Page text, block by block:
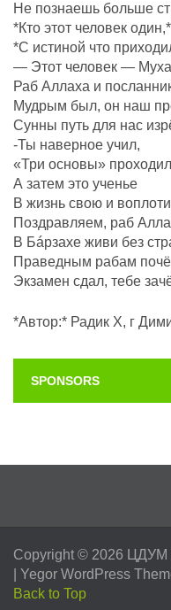
Не познаешь больше
*Кто этот человек один,*
*С истиной что
— Этот человек —
Раб Аллаха и
Мудрым был, он наш
Сунны путь для нас
-Ты наверное учил,
«Три основы»
А затем это ученье
В жизнь свою и
Поздравляем, раб
В Бáрзахе живи без
Праведным рабам
Экзамен сдал, тебе
*Автор:* Радик Х, г
SPONSORS
Copyright © 2026 ЦДУМ
Yegor WordPress
Back to Top